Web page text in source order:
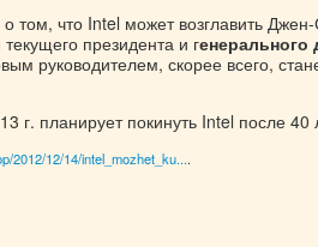
том, что Intel может возглавить
президента и генерального
руководителем, скорее всего,
г. планирует покинуть Intel после 40
2012/12/14/intel_mozhet_ku....